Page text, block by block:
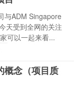
与ADM Singapore
天受到全网的关注
可以一起来看...
概念（项目质